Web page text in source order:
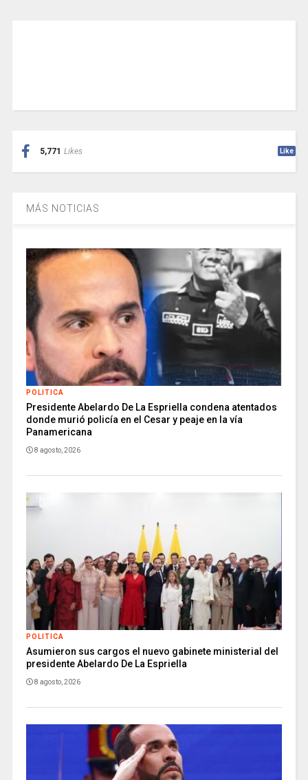
5,771 Likes Like
MÁS NOTICIAS
POLITICA
Presidente Abelardo De La Espriella condena atentados
donde murió policía en el Cesar y peaje en la vía
Panamericana
8 agosto, 2026
POLITICA
Asumieron sus cargos el nuevo gabinete ministerial del
presidente Abelardo De La Espriella
8 agosto, 2026